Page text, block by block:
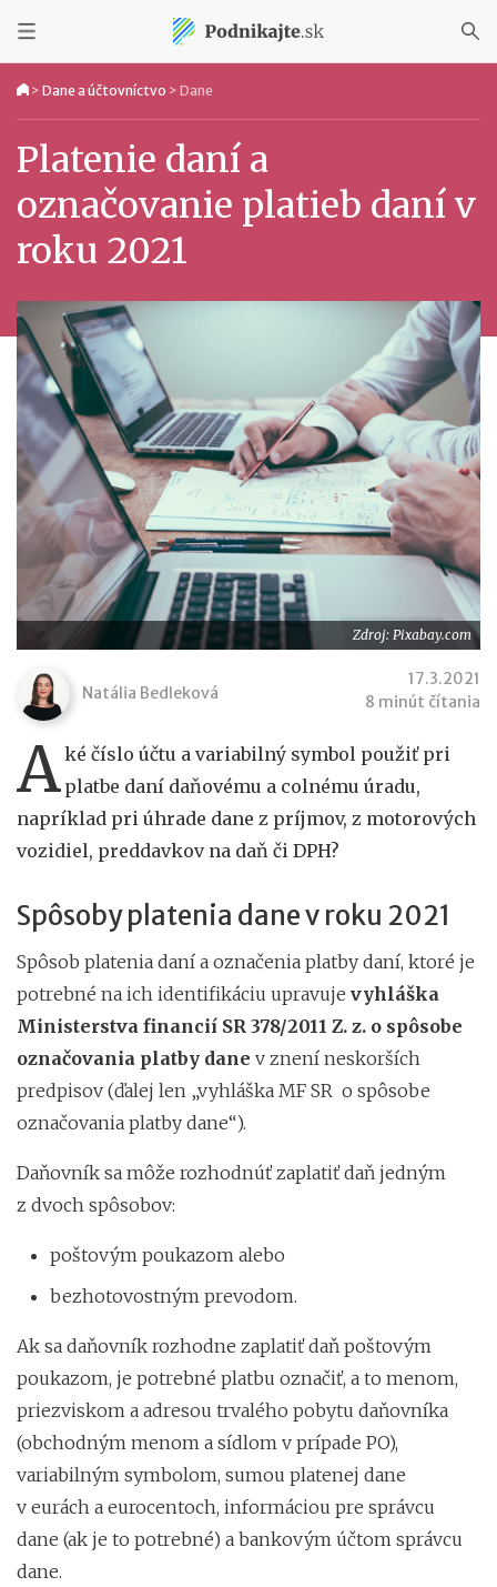
> Dane a účtovníctvo > Dane
Platenie daní a
označovanie platieb daní v
roku 2021
Zdroj: Pixabay.com
Natália Bedleková
17.3.2021
8 minút čítania
Aké číslo účtu a variabilný symbol použiť pri
platbe daní daňovému a colnému úradu,
napríklad pri úhrade dane z príjmov, z motorových
vozidiel, preddavkov na daň či DPH?
Spôsoby platenia dane v roku 2021
Spôsob platenia daní a označenia platby daní, ktoré je
potrebné na ich identifikáciu upravuje vyhláška
Ministerstva financií SR 378/2011 Z. z. o spôsobe
označovania platby dane v znení neskorších
predpisov (ďalej len „vyhláška MF SR o spôsobe
označovania platby dane“).
Daňovník sa môže rozhodnúť zaplatiť daň jedným
z dvoch spôsobov:
poštovým poukazom alebo
bezhotovostným prevodom.
Ak sa daňovník rozhodne zaplatiť daň poštovým
poukazom, je potrebné platbu označiť, a to menom,
priezviskom a adresou trvalého pobytu daňovníka
(obchodným menom a sídlom v prípade PO),
variabilným symbolom, sumou platenej dane
v eurách a eurocentoch, informáciou pre správcu
dane (ak je to potrebné) a bankovým účtom správcu
dane.